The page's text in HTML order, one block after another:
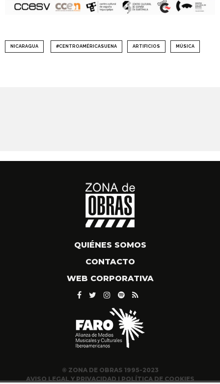
NICARAGUA #CENTROAMÉRICASUENA ARTIFICIOS MÚSICA
QUIÉNES SOMOS
CONTACTO
WEB CORPORATIVA
© ZONA DE OBRAS 1995-2023
AVISO LEGAL Y PRIVACIDAD|POLÍTICA DE COOKIES